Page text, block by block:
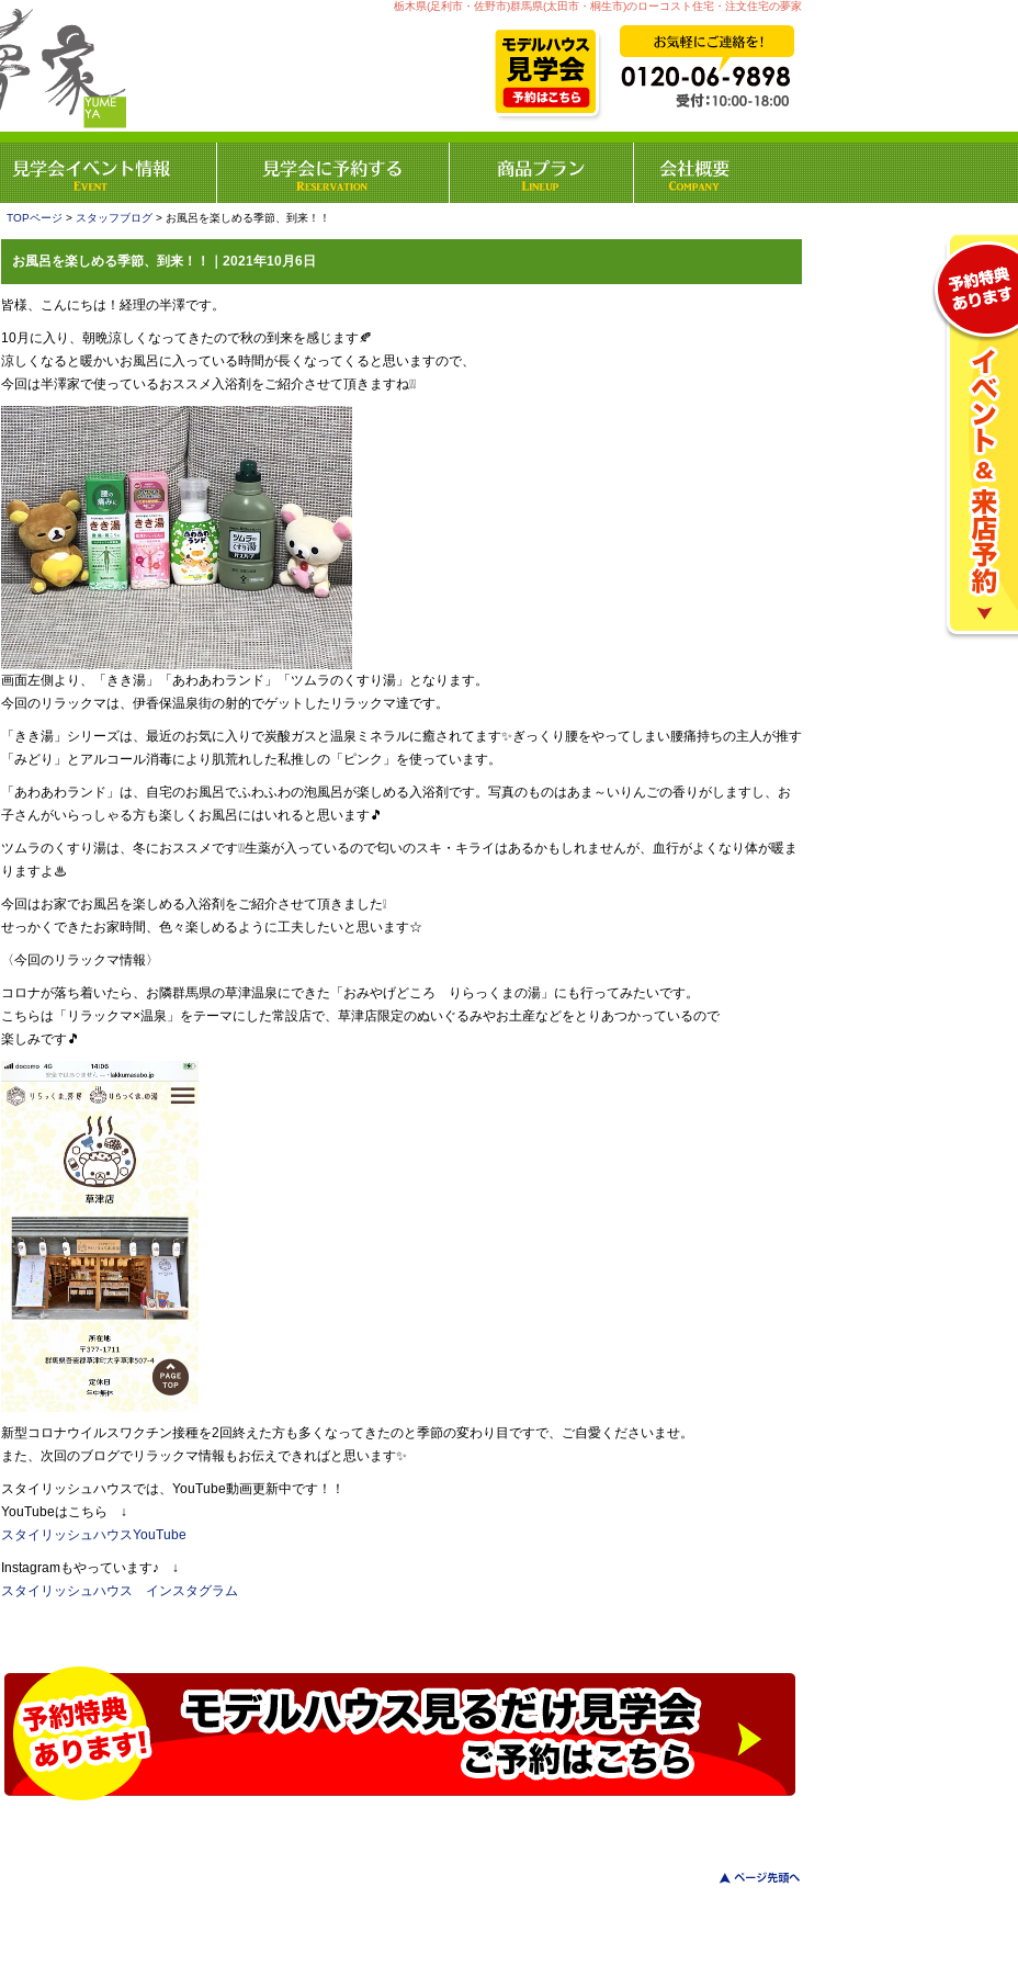
栃木県(足利市・佐野市)群馬県(太田市・桐生市)のローコスト住宅・注文住宅の夢家
TOPページ > スタッフブログ > お風呂を楽しめる季節、到来！！
お風呂を楽しめる季節、到来！！｜2021年10月6日
皆様、こんにちは！経理の半澤です。
10月に入り、朝晩涼しくなってきたので秋の到来を感じます🍂
涼しくなると暖かいお風呂に入っている時間が長くなってくると思いますので、
今回は半澤家で使っているおススメ入浴剤をご紹介させて頂きますね❕❕
画面左側より、「きき湯」「あわあわランド」「ツムラのくすり湯」となります。
今回のリラックマは、伊香保温泉街の射的でゲットしたリラックマ達です。
「きき湯」シリーズは、最近のお気に入りで炭酸ガスと温泉ミネラルに癒されてます✨ぎっくり腰をやってしまい腰痛持ちの主人が推す
「みどり」とアルコール消毒により肌荒れした私推しの「ピンク」を使っています。
「あわあわランド」は、自宅のお風呂でふわふわの泡風呂が楽しめる入浴剤です。写真のものはあま～いりんごの香りがしますし、お
子さんがいらっしゃる方も楽しくお風呂にはいれると思います🎵
ツムラのくすり湯は、冬におススメです❕❕生薬が入っているので匂いのスキ・キライはあるかもしれませんが、血行がよくなり体が暖ま
りますよ♨
今回はお家でお風呂を楽しめる入浴剤をご紹介させて頂きました❕
せっかくできたお家時間、色々楽しめるように工夫したいと思います☆
〈今回のリラックマ情報〉
コロナが落ち着いたら、お隣群馬県の草津温泉にできた「おみやげどころ りらっくまの湯」にも行ってみたいです。
こちらは「リラックマ×温泉」をテーマにした常設店で、草津店限定のぬいぐるみやお土産などをとりあつかっているので
楽しみです🎵
新型コロナウイルスワクチン接種を2回終えた方も多くなってきたのと季節の変わり目ですで、ご自愛くださいませ。
また、次回のブログでリラックマ情報もお伝えできればと思います✨
スタイリッシュハウスでは、YouTube動画更新中です！！
YouTubeはこちら ↓
スタイリッシュハウスYouTube
Instagramもやっています♪ ↓
スタイリッシュハウス インスタグラム